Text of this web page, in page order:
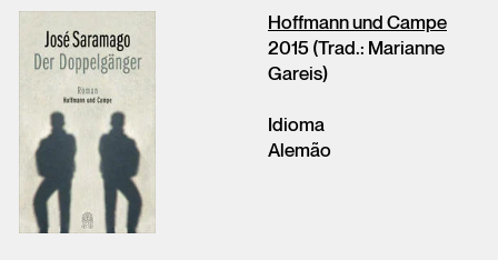
Hoffmann und Campe
2015 (Trad.: Marianne
Gareis)
Idioma
Alemão